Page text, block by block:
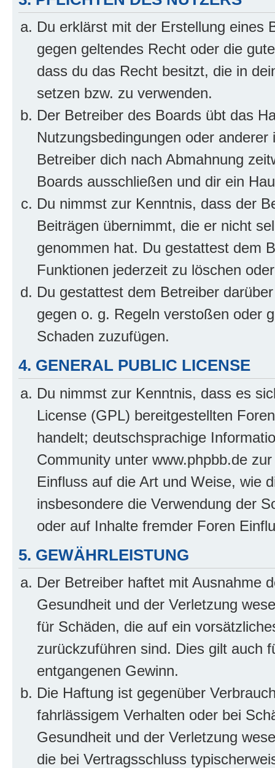
Du erklärst mit der Erstellung eines
gegen geltendes Recht oder die
dass du das Recht besitzt, die in
setzen bzw. zu verwenden.
Der Betreiber des Boards übt das
Nutzungsbedingungen oder
Betreiber dich nach Abmahnung
Boards ausschließen und dir ein
Du nimmst zur Kenntnis, dass der
Beiträgen übernimmt, die er nicht
genommen hat. Du gestattest dem
Funktionen jederzeit zu löschen
Du gestattest dem Betreiber
gegen o. g. Regeln verstoßen oder
Schaden zuzufügen.
4. GENERAL PUBLIC LICENSE
Du nimmst zur Kenntnis, dass es
License (GPL) bereitgestellten
handelt; deutschsprachige
Community unter www.phpbb.de
Einfluss auf die Art und Weise, wie
insbesondere die Verwendung der
oder auf Inhalte fremder Foren
5. GEWÄHRLEISTUNG
Der Betreiber haftet mit Ausnahme
Gesundheit und der Verletzung
für Schäden, die auf ein
zurückzuführen sind. Dies gilt auch
entgangenen Gewinn.
Die Haftung ist gegenüber
fahrlässigem Verhalten oder bei
Gesundheit und der Verletzung
die bei Vertragsschluss